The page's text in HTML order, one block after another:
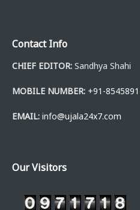
Contact Info
CHIEF EDITOR: Sandhya Shahi
MOBILE NUMBER: +91-
EMAIL: info@ujala24x7.com
Our Visitors